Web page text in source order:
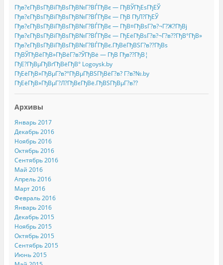
Гђв?єГђВѕГђВіГђВѕГђВ№Г?ВЃГђВє — ГђВЎГђЕѕГђЕЎ
Гђв?єГђВѕГђВіГђВѕГђВ№Г?ВЃГђВє — ГђВ ГђЛ?ГђЕЎ
Гђв?єГђВѕГђВіГђВѕГђВ№Г?ВЃГђВє — ГђВ¤ГђВѕГ?в?¬Г?Ж?ГђВј
Гђв?єГђВѕГђВіГђВѕГђВ№Г?ВЃГђВє — ГђЕёГђВѕГ?в?¬Г?в??ГђВ°ГђВ»
Гђв?єГђВѕГђВіГђВѕГђВ№Г?ВЃГђВє.ГђВёГђВЅГ?в??ГђВѕ
ГђВЎГђВёГђВ»ГђВёГ?в?ЎГђВё — ГђВ Гђв??ГђВ¦
ГђЕ?ГђВµГђВґГђВёГђВ° Logoysk.by
ГђЕёГђВ»ГђВµГ?в?°ГђВµГђВЅГђВёГ?в? Г?в?№.by
ГђЕёГђВ»ГђВµГ?Л?ГђВєГђВё.ГђВЅГђВµГ?в??
Архивы
Январь 2017
Декабрь 2016
Ноябрь 2016
Октябрь 2016
Сентябрь 2016
Май 2016
Апрель 2016
Март 2016
Февраль 2016
Январь 2016
Декабрь 2015
Ноябрь 2015
Октябрь 2015
Сентябрь 2015
Июнь 2015